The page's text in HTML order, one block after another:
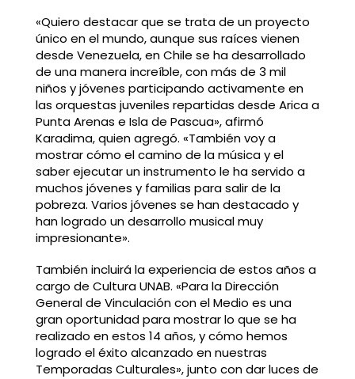
«Quiero destacar que se trata de un proyecto
único en el mundo, aunque sus raíces vienen
desde Venezuela, en Chile se ha desarrollado
de una manera increíble, con más de 3 mil
niños y jóvenes participando activamente en
las orquestas juveniles repartidas desde Arica a
Punta Arenas e Isla de Pascua», afirmó
Karadima, quien agregó. «También voy a
mostrar cómo el camino de la música y el
saber ejecutar un instrumento le ha servido a
muchos jóvenes y familias para salir de la
pobreza. Varios jóvenes se han destacado y
han logrado un desarrollo musical muy
impresionante».
También incluirá la experiencia de estos años a
cargo de Cultura UNAB. «Para la Dirección
General de Vinculación con el Medio es una
gran oportunidad para mostrar lo que se ha
realizado en estos 14 años, y cómo hemos
logrado el éxito alcanzado en nuestras
Temporadas Culturales», junto con dar luces de